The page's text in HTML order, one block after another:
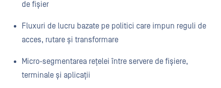
de fișier
Fluxuri de lucru bazate pe politici care impun reguli de
acces, rutare și transformare
Micro-segmentarea rețelei între servere de fișiere,
terminale și aplicații